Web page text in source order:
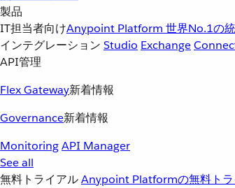
製品
IT担当者向けAnypoint Platform 世界No.1の
インテグレーション Studio Exchange
API管理
Flex Gateway新着情報
Governance新着情報
MonitoringAPI Manager
See all
無料トライアルAnypoint Platformの無料トラ